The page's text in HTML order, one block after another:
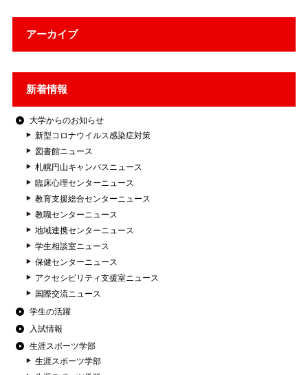
アーカイブ
新着情報
大学からのお知らせ
新型コロナウイルス感染症対策
図書館ニュース
札幌円山キャンパスニュース
臨床心理センターニュース
教育支援総合センターニュース
教職センターニュース
地域連携センターニュース
学生相談室ニュース
保健センターニュース
アクセシビリティ支援室ニュース
国際交流ニュース
学生の活躍
入試情報
生涯スポーツ学部
生涯スポーツ学部